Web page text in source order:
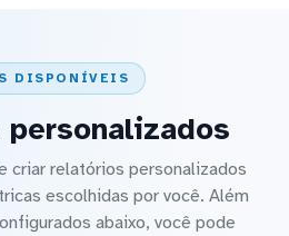
DISPONÍVEIS
criar relatórios personalizados
escolhidas por você. Além
abaixo, você pode